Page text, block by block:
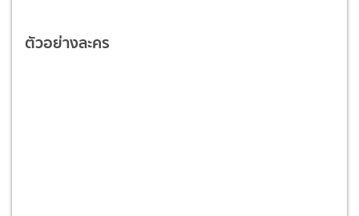
ตัวอย่างละคร